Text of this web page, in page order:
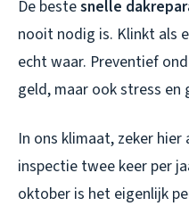
De bestesnelle
nooit nodig is. Klinkt als
echt waar. Preventief
geld, maar ook stress en
In ons klimaat, zeker hier
inspectie twee keer per
oktober is het eigenlijk